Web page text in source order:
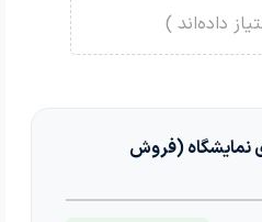
داده‌اند )
نمایشگاه (فروش